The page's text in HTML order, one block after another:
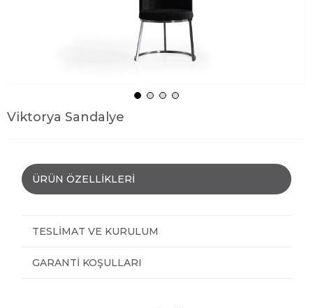
Viktorya Sandalye
ÜRÜN ÖZELLIKLERI
TESLIMAT VE KURULUM
GARANTI KOŞULLARI